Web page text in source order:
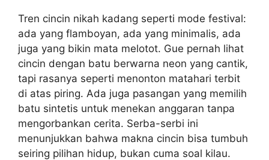
Tren cincin nikah kadang seperti mode festival:
ada yang flamboyan, ada yang minimalis, ada
juga yang bikin mata melotot. Gue pernah lihat
cincin dengan batu berwarna neon yang cantik,
tapi rasanya seperti menonton matahari terbit
di atas piring. Ada juga pasangan yang memilih
batu sintetis untuk menekan anggaran tanpa
mengorbankan cerita. Serba-serbi ini
menunjukkan bahwa makna cincin bisa tumbuh
seiring pilihan hidup, bukan cuma soal kilau.